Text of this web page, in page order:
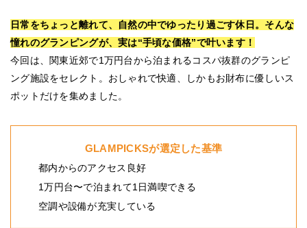
日常をちょっと離れて、自然の中でゆったり過ごす休日。そんな
憧れのグランピングが、実は“手頃な価格”で叶います！
今回は、関東近郊で1万円台から泊まれるコスパ抜群のグランピ
ング施設をセレクト。おしゃれで快適、しかもお財布に優しいス
ポットだけを集めました。
GLAMPICKSが選定した基準
都内からのアクセス良好
1万円台〜で泊まれて1日満喫できる
空調や設備が充実している